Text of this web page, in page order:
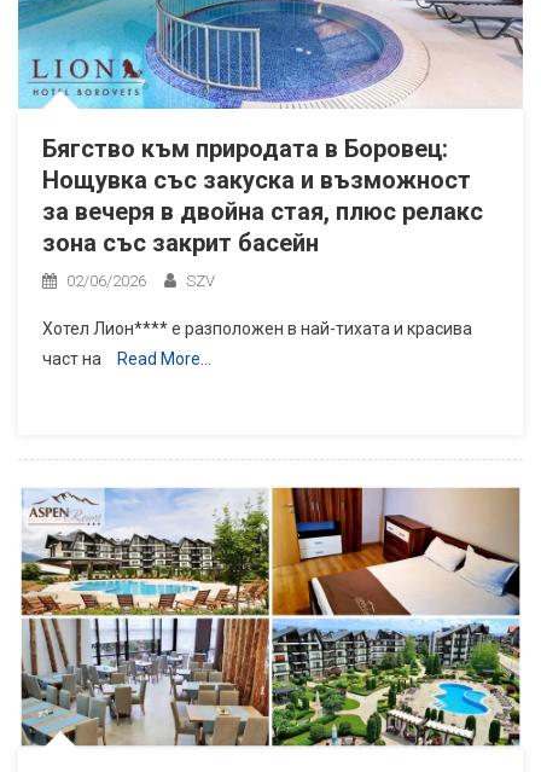
Бягство към природата в Боровец:
Нощувка със закуска и възможност
за вечеря в двойна стая, плюс релакс
зона със закрит басейн
02/06/2026 SZV
Хотел Лион**** е разположен в най-тихата и красива
част на
Read More…